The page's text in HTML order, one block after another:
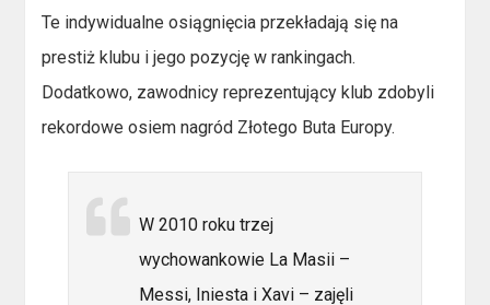
Te indywidualne osiągnięcia przekładają się na
prestiż klubu i jego pozycję w rankingach.
Dodatkowo, zawodnicy reprezentujący klub zdobyli
rekordowe osiem nagród Złotego Buta Europy.
W 2010 roku trzej
wychowankowie La Masii –
Messi, Iniesta i Xavi – zajęli